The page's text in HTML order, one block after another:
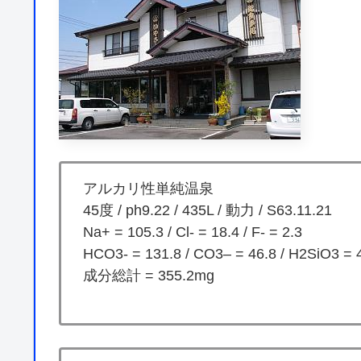
アルカリ性単純温泉
45度 / ph9.22 / 435L / 動力 / S63.11.21
Na+ = 105.3 / Cl- = 18.4 / F- = 2.3
HCO3- = 131.8 / CO3– = 46.8 / H2SiO3 =
成分総計 = 355.2mg